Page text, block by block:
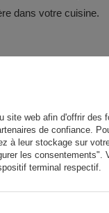
dans votre cuisine.
site web afin d'offrir
de confiance.
à leur stockage sur
les
terminal respectif.